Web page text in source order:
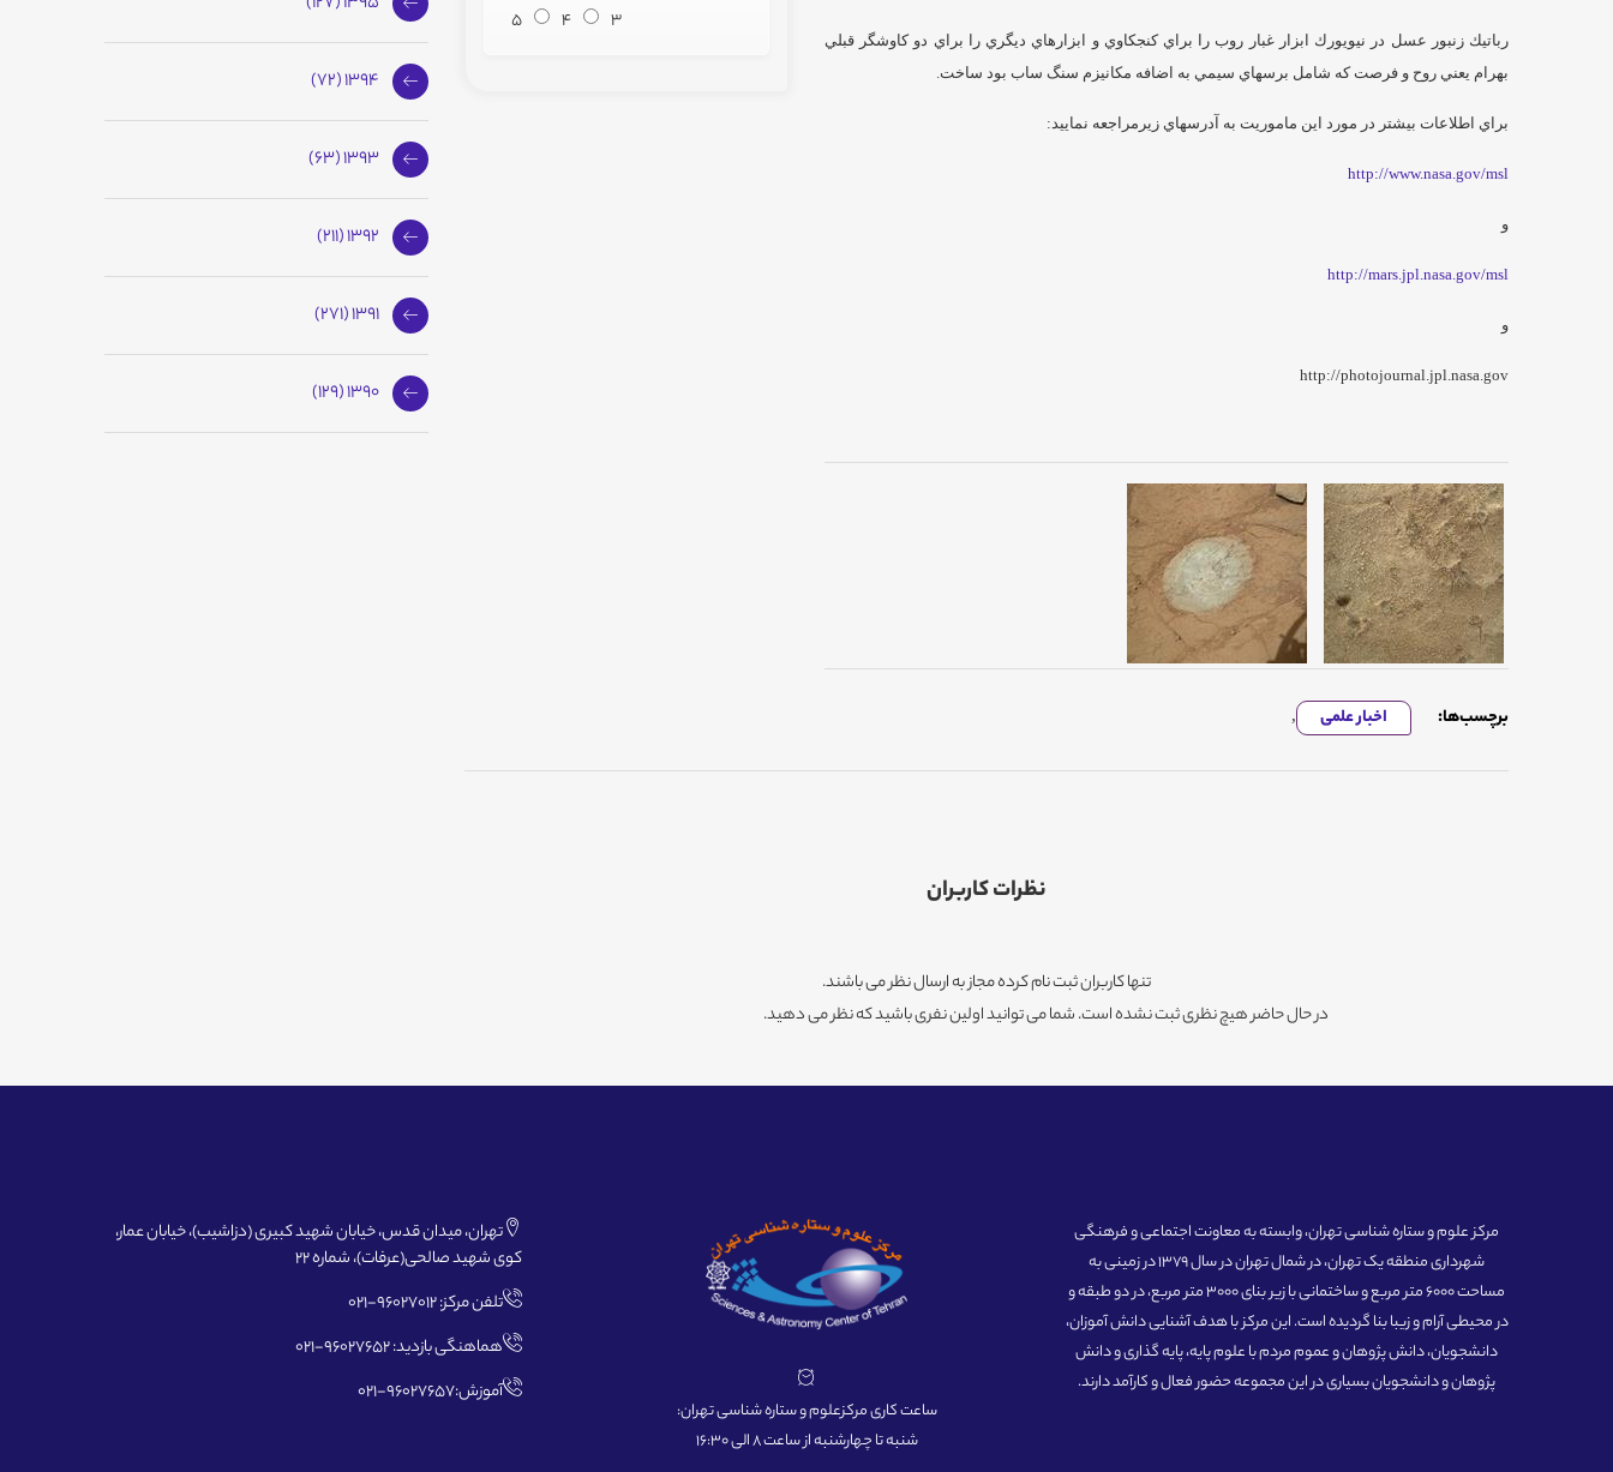
رباتيك زنبور عسل در نيويورك ابزار غبار روب را براي كنجكاوي و ابزارهاي ديگري را براي دو كاوشگر قبلي
بهرام يعني روح و فرصت كه شامل برسهاي سيمي به اضافه مكانيزم سنگ ساب بود ساخت.
براي اطلاعات بيشتر در مورد اين ماموريت به آدرسهاي زيرمراجعه نماييد:
http://www.nasa.gov/msl
و
http://mars.jpl.nasa.gov/msl
و
http://photojournal.jpl.nasa.gov
برچسب‌ها: اخبار علمی ,
3
4
5
نظرات کاربران
تنها کاربران ثبت نام کرده مجاز به ارسال نظر می باشند.
در حال حاضر هیچ نظری ثبت نشده است. شما می توانید اولین نفری باشید که نظر می دهید.
1394 (72)
1393 (63)
1392 (211)
1391 (271)
1390 (129)
مرکز علوم و ستاره شناسی تهران، وابسته به معاونت اجتماعی و فرهنگی
شهرداری منطقه یک تهران، در شمال تهران در سال 1379 در زمینی به
مساحت 6000 متر مربع و ساختمانی با زیر بنای 3000 متر مربع، در دو طبقه و
در محیطی آرام و زیبا بنا گردیده است. این مرکز با هدف آشنایی دانش آموزان،
دانشجویان، دانش پژوهان و عموم مردم با علوم پایه، پایه گذاری و دانش
پژوهان و دانشجویان بسیاری در این مجموعه حضور فعال و کارآمد دارند.
ساعت کاری مرکزعلوم و ستاره شناسی تهران:
شنبه تا چهارشنبه از ساعت 8 الی 16:30
تهران، میدان قدس، خیابان شهید کبیری (دزاشیب)، خیابان عمار،
کوی شهید صالحی(عرفات)، شماره 22
تلفن مرکز: 96027012-021
هماهنگی بازدید: 96027652-021
آموزش:96027657-021